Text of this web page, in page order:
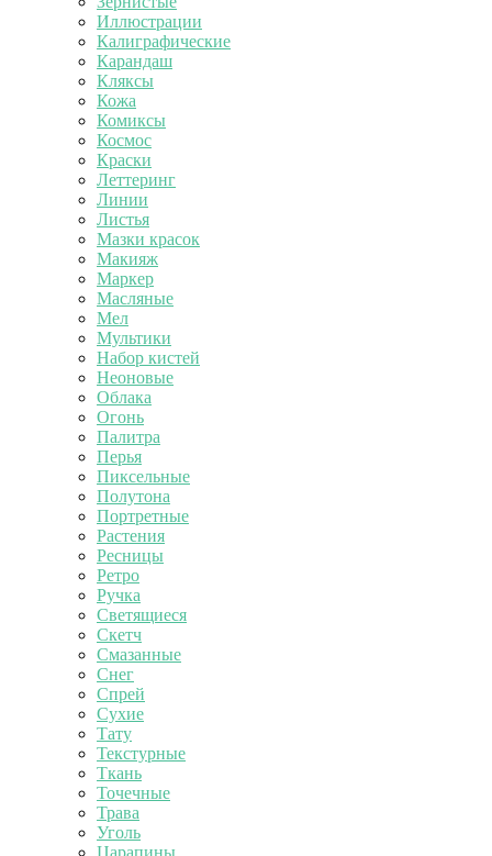
Иллюстрации
Калиграфические
Карандаш
Кляксы
Кожа
Комиксы
Космос
Краски
Леттеринг
Линии
Листья
Мазки красок
Макияж
Маркер
Масляные
Мел
Мультики
Набор кистей
Неоновые
Облака
Огонь
Палитра
Перья
Пиксельные
Полутона
Портретные
Растения
Ресницы
Ретро
Ручка
Светящиеся
Скетч
Смазанные
Снег
Спрей
Сухие
Тату
Текстурные
Ткань
Точечные
Трава
Уголь
Царапины